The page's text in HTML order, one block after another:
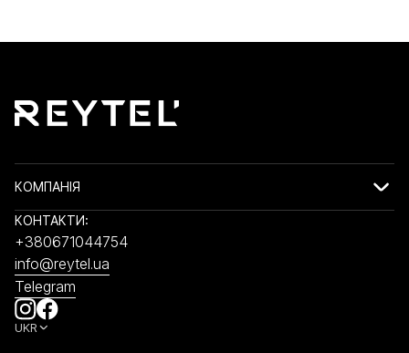
КОМПАНІЯ
КОНТАКТИ:
+380671044754
info@reytel.ua
Telegram
UKR